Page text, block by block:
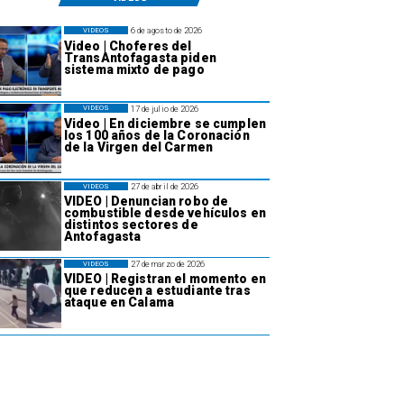
6 de agosto de 2026
Video | Choferes del
TransAntofagasta piden
sistema mixto de pago
VIDEOS
17 de julio de 2026
Video | En diciembre se cumplen
los 100 años de la Coronación
de la Virgen del Carmen
VIDEOS
27 de abril de 2026
VIDEO | Denuncian robo de
combustible desde vehículos en
distintos sectores de
Antofagasta
VIDEOS
27 de marzo de 2026
VIDEO | Registran el momento en
que reducen a estudiante tras
ataque en Calama
VIDEOS